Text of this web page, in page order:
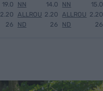
19.0
2.20
26
NN
ALLROU
ND
14.0
2.20
26
NN
ALLROU
ND
15.0
2.20
26